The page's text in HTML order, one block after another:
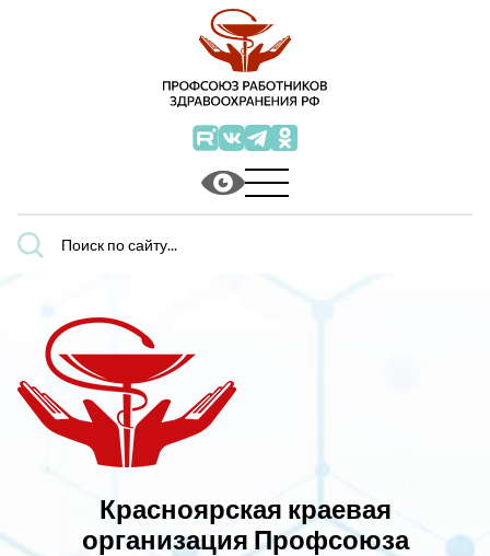
Поиск
по
Красноярская краевая
организация Профсоюза